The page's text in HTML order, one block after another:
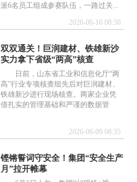
派6名员工组成参赛队伍，一路过关...
2026-06-16 08:50
双双通关！巨润建材、铁雄新沙
实力拿下省级“两高”核查
日前，山东省工业和信息化厅“两
高”行业专项核查组先后对巨润建材、
铁雄新沙进行现场核查。两家企业凭
借扎实的管理基础和严谨的数据管
2026-06-09 08:35
铿锵誓词守安全！集团“安全生产
月”拉开帷幕